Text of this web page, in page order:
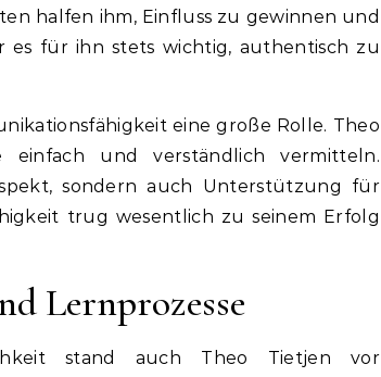
halfen ihm, Einfluss zu gewinnen und
es für ihn stets wichtig, authentisch zu
eine große Rolle. Theo
und verständlich vermitteln.
sondern auch Unterstützung für
trug wesentlich zu seinem Erfolg
Lernprozesse
stand auch Theo Tietjen vor